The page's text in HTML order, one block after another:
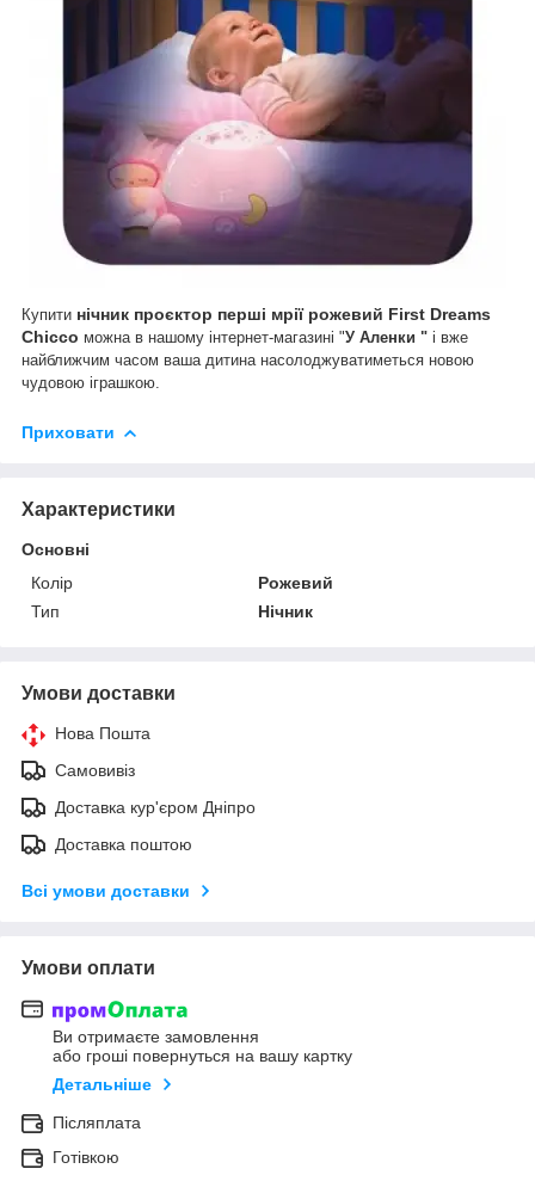
Купити нічник проєктор перші мрії рожевий First Dreams
Chicco можна в нашому інтернет-магазині "У Аленки " і вже
найближчим часом ваша дитина насолоджуватиметься новою
чудовою іграшкою.
Приховати
Характеристики
Основні
Колір
Рожевий
Тип
Нічник
Умови доставки
Нова Пошта
Самовивіз
Доставка кур'єром Дніпро
Доставка поштою
Всі умови доставки
Умови оплати
Ви отримаєте замовлення
або гроші повернуться на вашу картку
Детальніше
Післяплата
Готівкою